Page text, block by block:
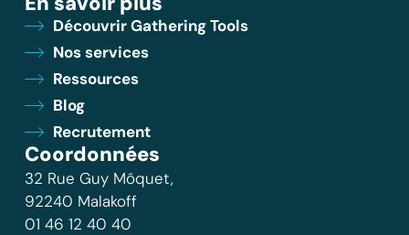
Découvrir Gathering Tools
Nos services
Ressources
Blog
Recrutement
Coordonnées
32 Rue Guy Môquet,
92240 Malakoff
01 46 12 40 40